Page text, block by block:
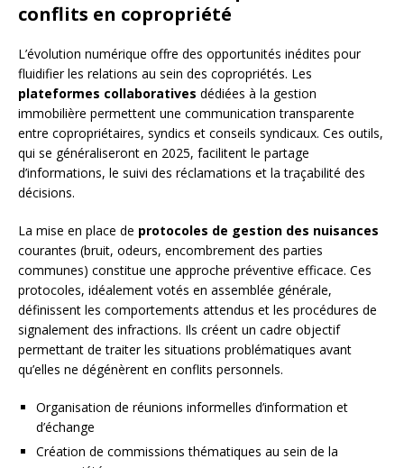
conflits en copropriété
L’évolution numérique offre des opportunités inédites pour
fluidifier les relations au sein des copropriétés. Les
plateformes collaboratives dédiées à la gestion
immobilière permettent une communication transparente
entre copropriétaires, syndics et conseils syndicaux. Ces outils,
qui se généraliseront en 2025, facilitent le partage
d’informations, le suivi des réclamations et la traçabilité des
décisions.
La mise en place de protocoles de gestion des nuisances
courantes (bruit, odeurs, encombrement des parties
communes) constitue une approche préventive efficace. Ces
protocoles, idéalement votés en assemblée générale,
définissent les comportements attendus et les procédures de
signalement des infractions. Ils créent un cadre objectif
permettant de traiter les situations problématiques avant
qu’elles ne dégénèrent en conflits personnels.
Organisation de réunions informelles d’information et
d’échange
Création de commissions thématiques au sein de la